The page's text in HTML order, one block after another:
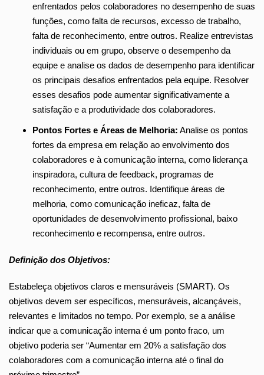
enfrentados pelos colaboradores no desempenho de suas
funções, como falta de recursos, excesso de trabalho,
falta de reconhecimento, entre outros. Realize entrevistas
individuais ou em grupo, observe o desempenho da
equipe e analise os dados de desempenho para identificar
os principais desafios enfrentados pela equipe. Resolver
esses desafios pode aumentar significativamente a
satisfação e a produtividade dos colaboradores.
Pontos Fortes e Áreas de Melhoria: Analise os pontos
fortes da empresa em relação ao envolvimento dos
colaboradores e à comunicação interna, como liderança
inspiradora, cultura de feedback, programas de
reconhecimento, entre outros. Identifique áreas de
melhoria, como comunicação ineficaz, falta de
oportunidades de desenvolvimento profissional, baixo
reconhecimento e recompensa, entre outros.
Definição dos Objetivos:
Estabeleça objetivos claros e mensuráveis (SMART). Os
objetivos devem ser específicos, mensuráveis, alcançáveis,
relevantes e limitados no tempo. Por exemplo, se a análise
indicar que a comunicação interna é um ponto fraco, um
objetivo poderia ser “Aumentar em 20% a satisfação dos
colaboradores com a comunicação interna até o final do